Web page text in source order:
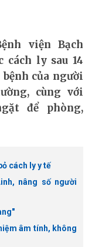
viện Bạch
ly sau 14
của người
cùng với
để phòng,
cách ly y tế
nâng số người
âm tính, không